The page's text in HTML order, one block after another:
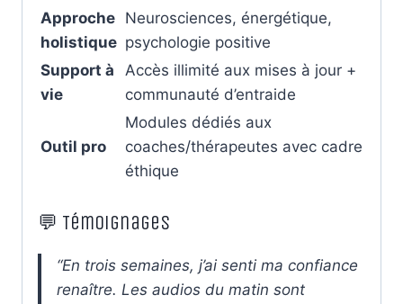
Approche
holistique
Neurosciences, énergétique,
psychologie positive
Support à
vie
Accès illimité aux mises à jour +
communauté d’entraide
Outil pro
Modules dédiés aux
coaches/thérapeutes avec cadre
éthique
💬 Témoignages
“En trois semaines, j’ai senti ma confiance
renaître. Les audios du matin sont